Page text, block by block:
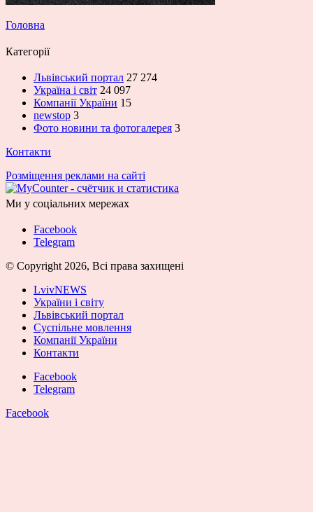
Головна
Категорії
Львівський портал 27 274
Україна і світ 24 097
Компанії України 15
newstop 3
Фото новини та фотогалерея 3
Контакти
Розміщення реклами на сайті
Ми у соціальних мережах
Facebook
Telegram
© Copyright 2026, Всі права захищені
LvivNEWS
України і світу
Львівський портал
Суспільне мовлення
Компанії України
Контакти
Facebook
Telegram
Facebook